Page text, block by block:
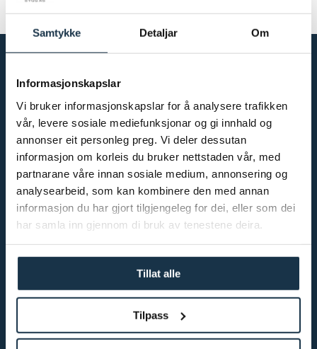
Samtykke Detaljar Om
Informasjonskapslar
Vi bruker informasjonskapslar for å analysere trafikken
vår, levere sosiale mediefunksjonar og gi innhald og
annonser eit personleg preg. Vi deler dessutan
informasjon om korleis du bruker nettstaden vår, med
partnarane våre innan sosiale medium, annonsering og
analysearbeid, som kan kombinere den med annan
informasjon du har gjort tilgjengeleg for dei, eller som dei
har samla inn gjennom di bruk av tenestene deira.
Tillat alle
Tilpass
Telefon og e-post
(+47) 32 08 59 40
post@hendug.no
Adresse
Oppsjøvegen 13
Trolløya
3570 Ål
843 582 362 MVA